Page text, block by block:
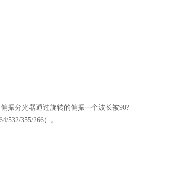
振分光器通过旋转的偏振一个波长被90?
532/355/266）。